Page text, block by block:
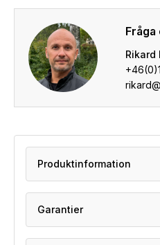
Rikard
Produktinformation
Garantier